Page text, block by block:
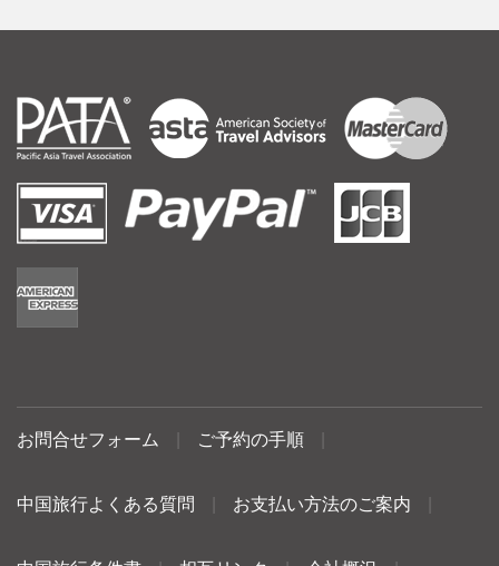
お問合せフォーム ご予約の手順
中国旅行よくある質問 お支払い方法のご案内